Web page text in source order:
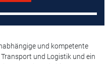
und kompetente
und Logistik und ein